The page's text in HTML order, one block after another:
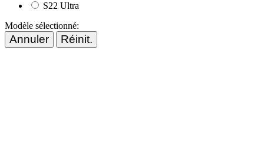
S22 Ultra
Modèle sélectionné:
Annuler Réinit.